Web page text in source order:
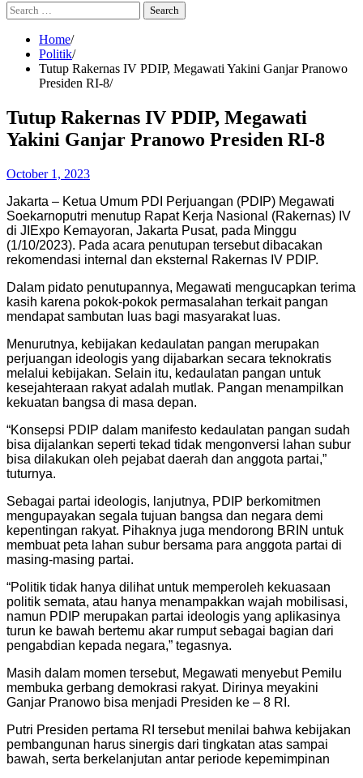
Search
for:
Home
Politik
Tutup Rakernas IV PDIP, Megawati Yakini Ganjar Pranowo
Presiden RI-8
Tutup Rakernas IV PDIP, Megawati
Yakini Ganjar Pranowo Presiden RI-8
October 1, 2023
Jakarta – Ketua Umum PDI Perjuangan (PDIP) Megawati
Soekarnoputri menutup Rapat Kerja Nasional (Rakernas) IV
di JIExpo Kemayoran, Jakarta Pusat, pada Minggu
(1/10/2023). Pada acara penutupan tersebut dibacakan
rekomendasi internal dan eksternal Rakernas IV PDIP.
Dalam pidato penutupannya, Megawati mengucapkan terima
kasih karena pokok-pokok permasalahan terkait pangan
mendapat sambutan luas bagi masyarakat luas.
Menurutnya, kebijakan kedaulatan pangan merupakan
perjuangan ideologis yang dijabarkan secara teknokratis
melalui kebijakan. Selain itu, kedaulatan pangan untuk
kesejahteraan rakyat adalah mutlak. Pangan menampilkan
kekuatan bangsa di masa depan.
“Konsepsi PDIP dalam manifesto kedaulatan pangan sudah
bisa dijalankan seperti tekad tidak mengonversi lahan subur
bisa dilakukan oleh pejabat daerah dan anggota partai,”
tuturnya.
Sebagai partai ideologis, lanjutnya, PDIP berkomitmen
mengupayakan segala tujuan bangsa dan negara demi
kepentingan rakyat. Pihaknya juga mendorong BRIN untuk
membuat peta lahan subur bersama para anggota partai di
masing-masing partai.
“Politik tidak hanya dilihat untuk memperoleh kekuasaan
politik semata, atau hanya menampakkan wajah mobilisasi,
namun PDIP merupakan partai ideologis yang aplikasinya
turun ke bawah bertemu akar rumput sebagai bagian dari
pengabdian kepada negara,” tegasnya.
Masih dalam momen tersebut, Megawati menyebut Pemilu
membuka gerbang demokrasi rakyat. Dirinya meyakini
Ganjar Pranowo bisa menjadi Presiden ke – 8 RI.
Putri Presiden pertama RI tersebut menilai bahwa kebijakan
pembangunan harus sinergis dari tingkatan atas sampai
bawah, serta berkelanjutan antar periode kepemimpinan